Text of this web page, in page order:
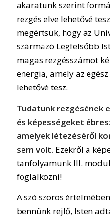
akaratunk szerint
rezgés elve lehetővé
megértsük, hogy az
származó Legfelsőbb
magas rezgésszámot
energia, amely az
lehetővé tesz.
Tudatunk rezgésének
és képességeket
amelyek létezéséről
sem volt. Ezekről a
tanfolyamunk III.
foglalkozni!
A szó szoros
bennünk rejlő, Isten